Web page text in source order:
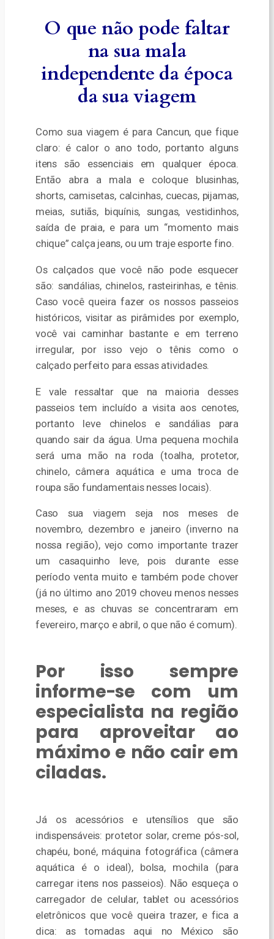
O que não pode faltar
na sua mala
independente da época
da sua viagem
Como sua viagem é para Cancun, que fique
claro: é calor o ano todo, portanto alguns
itens são essenciais em qualquer época.
Então abra a mala e coloque blusinhas,
shorts, camisetas, calcinhas, cuecas, pijamas,
meias, sutiãs, biquínis, sungas, vestidinhos,
saída de praia, e para um “momento mais
chique” calça jeans, ou um traje esporte fino.
Os calçados que você não pode esquecer
são: sandálias, chinelos, rasteirinhas, e tênis.
Caso você queira fazer os nossos passeios
históricos, visitar as pirâmides por exemplo,
você vai caminhar bastante e em terreno
irregular, por isso vejo o tênis como o
calçado perfeito para essas atividades.
E vale ressaltar que na maioria desses
passeios tem incluído a visita aos cenotes,
portanto leve chinelos e sandálias para
quando sair da água. Uma pequena mochila
será uma mão na roda (toalha, protetor,
chinelo, câmera aquática e uma troca de
roupa são fundamentais nesses locais).
Caso sua viagem seja nos meses de
novembro, dezembro e janeiro (inverno na
nossa região), vejo como importante trazer
um casaquinho leve, pois durante esse
período venta muito e também pode chover
(já no último ano 2019 choveu menos nesses
meses, e as chuvas se concentraram em
fevereiro, março e abril, o que não é comum).
Por issosempre
informe-se com um
especialista na região
para aproveitar ao
máximo e não cair em
ciladas.
Já os acessórios e utensílios que são
indispensáveis: protetor solar, creme pós-sol,
chapéu, boné, máquina fotográfica (câmera
aquática é o ideal), bolsa, mochila (para
carregar itens nos passeios). Não esqueça o
carregador de celular, tablet ou acessórios
eletrônicos que você queira trazer, e fica a
dica: as tomadas aqui no México são